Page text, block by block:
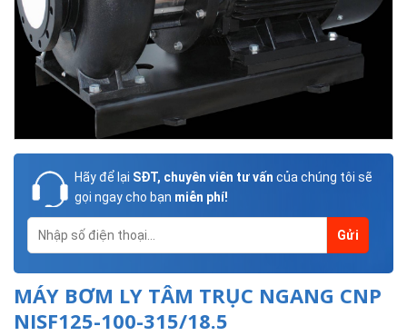
Hãy để lại SĐT, chuyên viên tư vấn của chúng tôi sẽ
gọi ngay cho bạn miễn phí!
MÁY BƠM LY TÂM TRỤC NGANG CNP
NISF125-100-315/18.5